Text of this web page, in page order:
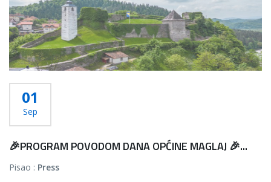
01
Sep
🎉PROGRAM POVODOM DANA OPĆINE MAGLAJ 🎉...
Pisao : Press